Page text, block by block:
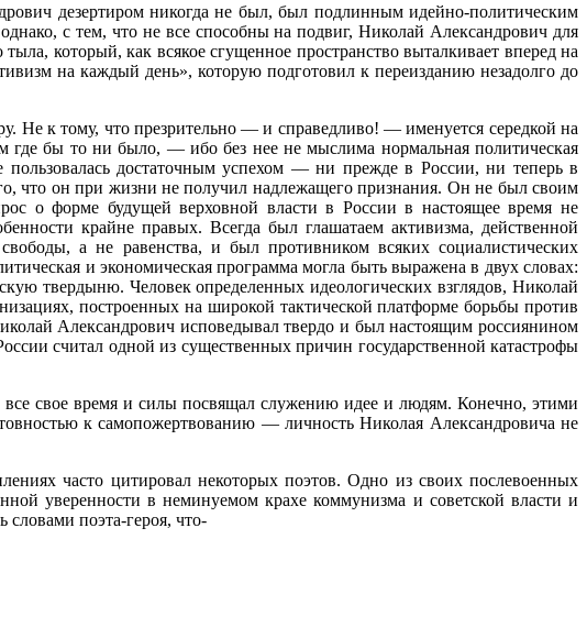
дезертиром никогда не был, был подлинным идейно-политическим
с тем, что не все способны на подвиг, Николай Александрович для
который, как всякое сгущенное пространство выталкивает вперед на
на каждый день», которую подготовил к переизданию незадолго до
Не к тому, что презрительно — и справедливо! — именуется середкой на
где бы то ни было, — ибо без нее не мыслима нормальная политическая
достаточным успехом — ни прежде в России, ни теперь в
что он при жизни не получил надлежащего признания. Он не был своим
о форме будущей верховной власти в России в настоящее время не
крайне правых. Всегда был глашатаем активизма, действенной
а не равенства, и был противником всяких социалистических
и экономическая программа могла быть выражена в двух словах:
твердыню. Человек определенных идеологических взглядов, Николай
построенных на широкой тактической платформе борьбы против
Александрович исповедывал твердо и был настоящим россиянином
считал одной из существенных причин государственной катастрофы
свое время и силы посвящал служению идее и людям. Конечно, этими
к самопожертвованию — личность Николая Александровича не
часто цитировал некоторых поэтов. Одно из своих послевоенных
уверенности в неминуемом крахе коммунизма и советской власти и
поэта-героя, что-